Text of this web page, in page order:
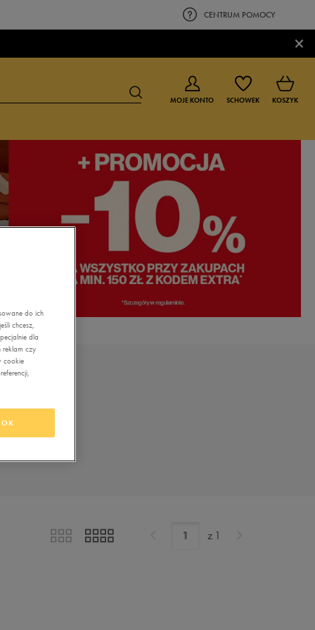
CENTRUM POMOCY
×
BUTY DLA CHŁOPCA BUTY DLA DZIEWCZYNKI
0-4 lat
4-8 lat
9-16 lat
MOJE KONTO SCHOWEK KOSZYK
z 1
do ich
chcesz,
dla
reklam czy
cookie
OK